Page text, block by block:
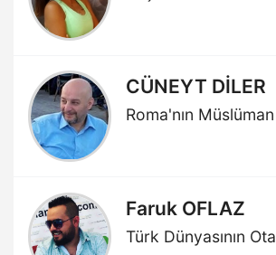
CÜNEYT DİLER
Roma'nın
Faruk OFLAZ
Türk Dünyasının